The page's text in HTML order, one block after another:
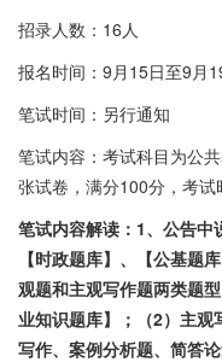
招录人数：16人
报名时间：9月15日至9月
笔试时间：另行通知
笔试内容：考试科目为公
张试卷，满分100分，考试
笔试内容解读：1、公告中
【时政题库】、【公基题库
观题和主观写作题两类题
业知识题库】；（2）主观
写作、案例分析题、简答